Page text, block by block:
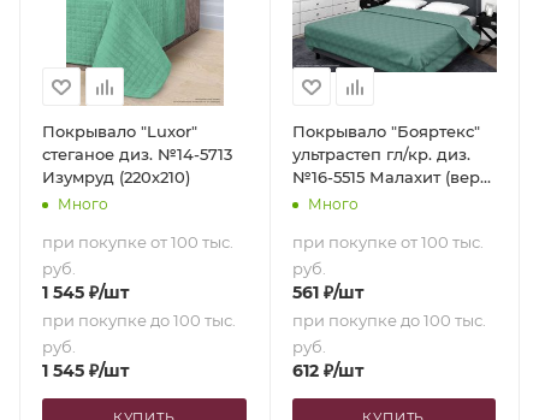
Покрывало "Luxor"
стеганое диз. №14-5713
Изумруд (220х210)
Много
при покупке от 100 тыс.
руб.
1 545 ₽/шт
при покупке до 100 тыс.
руб.
1 545 ₽/шт
Покрывало "Бояртекс"
ультрастеп гл/кр. диз.
№16-5515 Малахит (верх/
низ малахит) (150х210)
Много
при покупке от 100 тыс.
руб.
561₽/шт
при покупке до 100 тыс.
руб.
612₽/шт